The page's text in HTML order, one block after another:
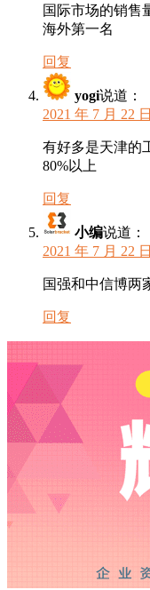
国际市场的销售
海外第一名
回复
yogi说道：
2021 年 7 月 22
有好多是天津的
80%以上
回复
小编说道：
2021 年 7 月 22
国强和中信博两
回复